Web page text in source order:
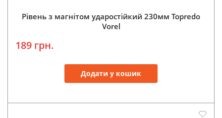
Рівень з магнітом ударостійкий 230мм Topredo
Vorel
189 грн.
Додати у кошик